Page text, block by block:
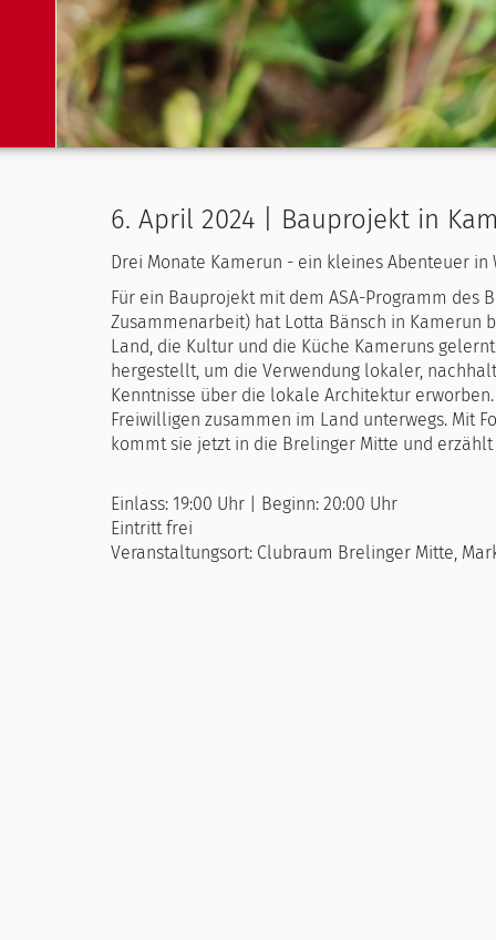
6. April 2024 | Bauprojekt in
Drei Monate Kamerun - ein kleines Abenteuer in
Für ein Bauprojekt mit dem ASA-Programm des
Zusammenarbeit) hat Lotta Bänsch in Kamerun
Land, die Kultur und die Küche Kameruns
hergestellt, um die Verwendung lokaler,
Kenntnisse über die lokale Architektur
Freiwilligen zusammen im Land unterwegs. Mit
kommt sie jetzt in die Brelinger Mitte und
Einlass: 19:00 Uhr | Beginn: 20:00 Uhr
Eintritt frei
Veranstaltungsort: Clubraum Brelinger Mitte,